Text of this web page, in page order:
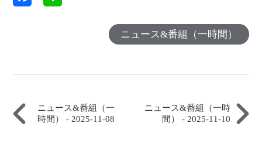
ニュース&番組（一時間）
ニュース&番組（一
時間） - 2025-11-08
ニュース&番組（一時
間） - 2025-11-10